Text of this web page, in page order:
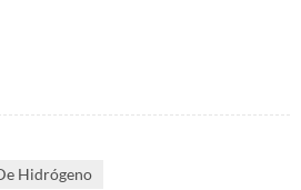
Hidrógeno